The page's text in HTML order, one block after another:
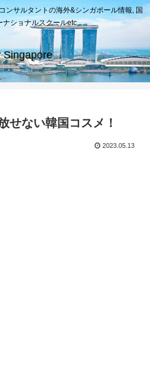
ンサルタントの海外&シンガポール情報, 国
ナショナルスクールetc..
Singapore
せない韓国コスメ！
2023.05.13